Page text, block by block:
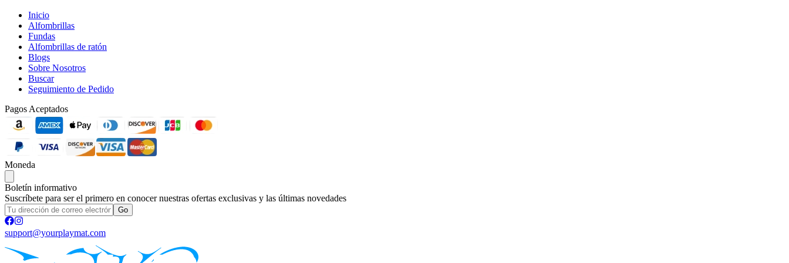
Inicio
Alfombrillas
Fundas
Alfombrillas de ratón
Blogs
Sobre Nosotros
Buscar
Seguimiento de Pedido
Pagos Aceptados
Moneda
Boletín informativo
Suscríbete para ser el primero en conocer nuestras ofertas exclusivas y las últimas novedades
Go
support@yourplaymat.com